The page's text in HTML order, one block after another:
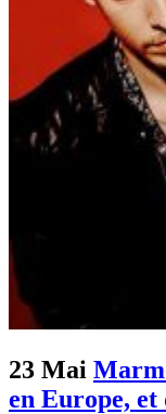
23 Mai
en Europe, et